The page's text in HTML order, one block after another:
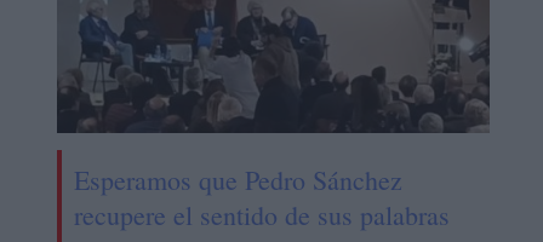
Esperamos que Pedro Sánchez
recupere el sentido de sus palabras